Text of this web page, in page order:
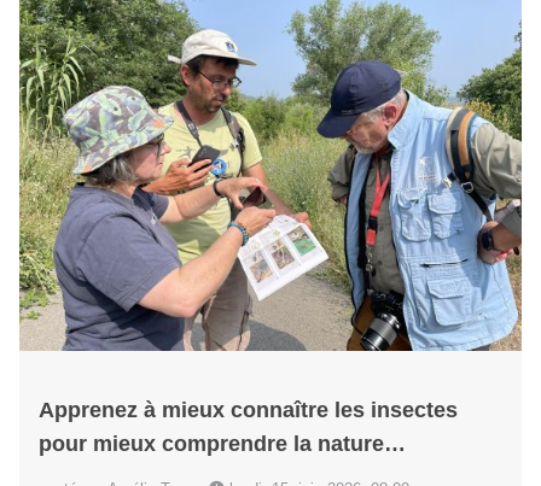
Apprenez à mieux connaître les insectes
pour mieux comprendre la nature…